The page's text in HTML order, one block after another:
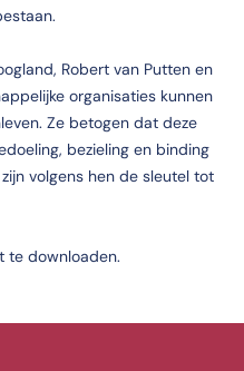
Robert van Putten en
organisaties kunnen
Ze betogen dat deze
bezieling en binding
volgens hen de sleutel tot
te downloaden.